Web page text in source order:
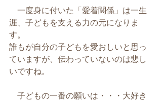
一度身に付いた「愛着関係」は一生
涯、子どもを支える力の元になりま
す。
誰もが自分の子どもを愛おしいと思っ
ていますが、伝わっていないのは悲し
いですね。
子どもの一番の願いは・・・大好き